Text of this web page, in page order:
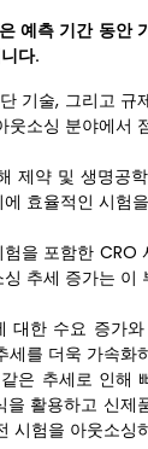
예측 기간 동안
다.
기술, 그리고 규
웃소싱 분야에서
제약 및 생명공
효율적인 시험
을 포함한 CRO
추세 증가는 이
대한 수요 증가
세를 더욱 가속화
은 추세로 인해
을 활용하고 신제
시험을 아웃소싱